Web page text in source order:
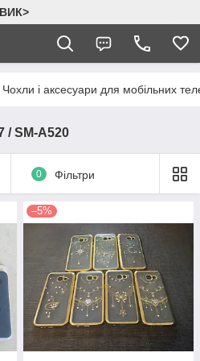
Чохли і аксесуари для мобільних
/ SM-A520
0 Фільтри
–5%